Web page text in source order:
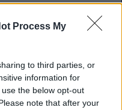
Process My
to third parties, or
information for
the below opt-out
note that after your
Miguel Gutiérrez.